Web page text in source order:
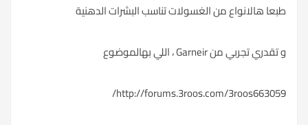
طبعا هالانواع من الغسولات تناسب البشرات الدهنية
و تقدري تجربي من Garneir ، اللي بهالموضوع
http://forums.3roos.com/3roos663059/